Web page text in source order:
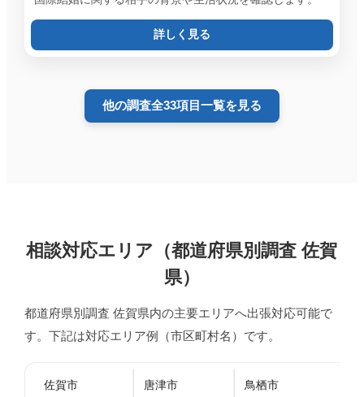
詳しく見る
他の調査全33項目一覧を見る
相談対応エリア（都道府県別調査 佐賀
県）
都道府県別調査 佐賀県内の主要エリアへ出張対応可能で
す。下記は対応エリア例（市区町村名）です。
佐賀市 唐津市 鳥栖市